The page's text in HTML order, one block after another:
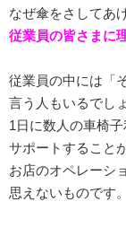
なぜ傘をさしてあ
従業員の皆さまに
従業員の中には「
言う人もいるでし
1日に数人の車椅子
サポートすること
お店のオペレーシ
思えないものです。